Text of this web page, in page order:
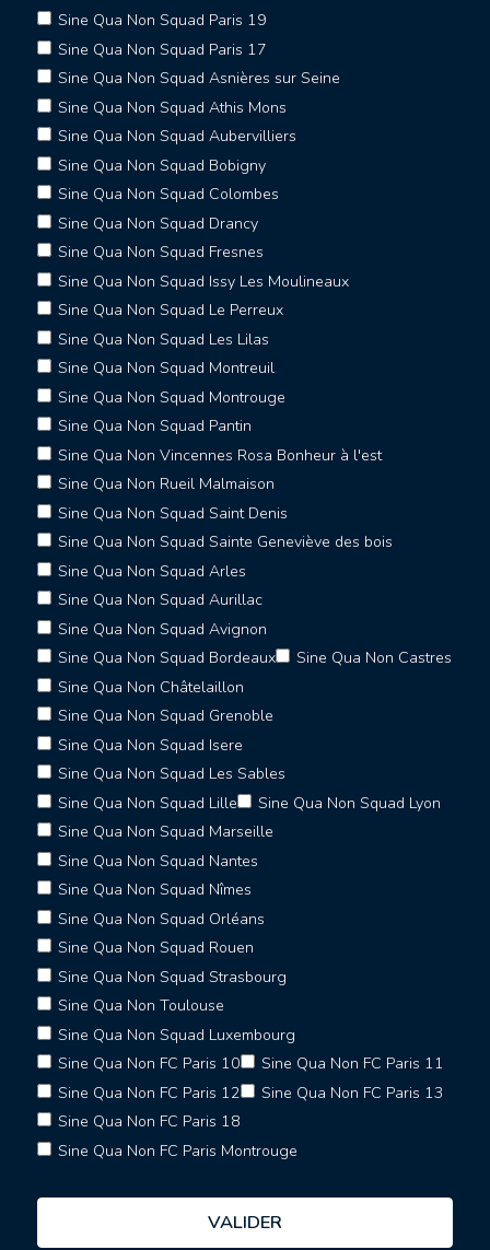
Sine Qua Non Squad Paris 19
Sine Qua Non Squad Paris 17
Sine Qua Non Squad Asnières sur Seine
Sine Qua Non Squad Athis Mons
Sine Qua Non Squad Aubervilliers
Sine Qua Non Squad Bobigny
Sine Qua Non Squad Colombes
Sine Qua Non Squad Drancy
Sine Qua Non Squad Fresnes
Sine Qua Non Squad Issy Les Moulineaux
Sine Qua Non Squad Le Perreux
Sine Qua Non Squad Les Lilas
Sine Qua Non Squad Montreuil
Sine Qua Non Squad Montrouge
Sine Qua Non Squad Pantin
Sine Qua Non Vincennes Rosa Bonheur à l'est
Sine Qua Non Rueil Malmaison
Sine Qua Non Squad Saint Denis
Sine Qua Non Squad Sainte Geneviève des bois
Sine Qua Non Squad Arles
Sine Qua Non Squad Aurillac
Sine Qua Non Squad Avignon
Sine Qua Non Squad Bordeaux
Sine Qua Non Castres
Sine Qua Non Châtelaillon
Sine Qua Non Squad Grenoble
Sine Qua Non Squad Isere
Sine Qua Non Squad Les Sables
Sine Qua Non Squad Lille
Sine Qua Non Squad Lyon
Sine Qua Non Squad Marseille
Sine Qua Non Squad Nantes
Sine Qua Non Squad Nîmes
Sine Qua Non Squad Orléans
Sine Qua Non Squad Rouen
Sine Qua Non Squad Strasbourg
Sine Qua Non Toulouse
Sine Qua Non Squad Luxembourg
Sine Qua Non FC Paris 10
Sine Qua Non FC Paris 11
Sine Qua Non FC Paris 12
Sine Qua Non FC Paris 13
Sine Qua Non FC Paris 18
Sine Qua Non FC Paris Montrouge